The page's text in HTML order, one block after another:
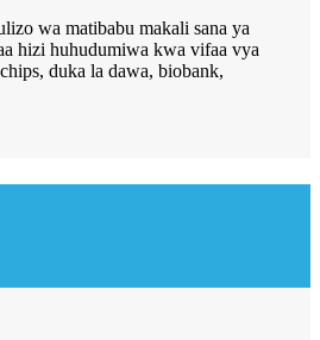
wa matibabu makali sana ya
hizi huhudumiwa kwa vifaa vya
duka la dawa, biobank,